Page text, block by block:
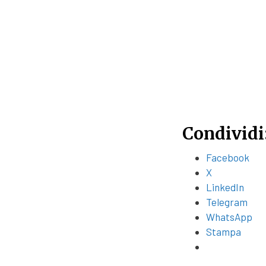
Facebook
X
LinkedIn
Telegram
WhatsApp
Stampa